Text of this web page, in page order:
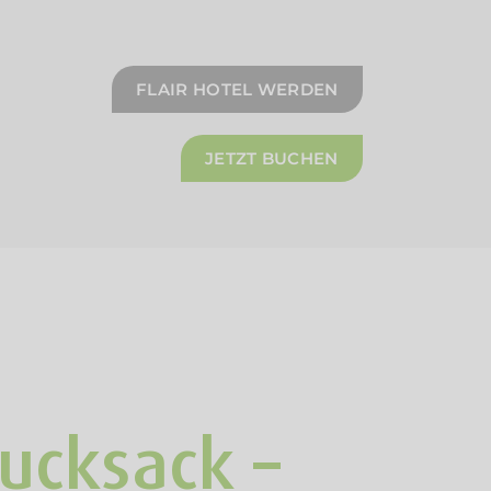
FLAIR HOTEL WERDEN
JETZT BUCHEN
–